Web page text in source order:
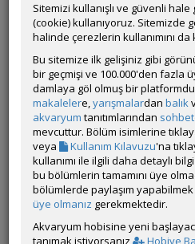
Killicory
Çevrim Dışı
Gönderim Zamanı:03 Eylül 2025
Fotoğraf:
Hastalık Belirtileri: yara kanlanma
Akvaryum Kapasitesi (litre): 30L
Akvaryumdaki Diğer Canlılar:
Bilinen Tüm Su Değerleri (pH,
Filitrasyon: iç filte
İlaç Kullandıysanız İsimleri ve
Diğer Genel Bilgiler (Su değişim
yaptığınız değişiklikler vb.):hiçbir
Sitemizi kullanışlı ve güvenli
(cookie) kullanıyoruz. Sitemizde
halinde çerezlerin kullanımını
Bu sitemize ilk gelişiniz gibi
bir geçmişi ve 100.000'den fazla
damlaya göl olmuş bir
makalelere,yarışmalardan balık
akvaryum tanıtımlarından
mevcuttur. Bölüm isimlerine
veya
Kullanım Kılavuzu'na
kullanımı ile ilgili daha detaylı
bu bölümlerin tamamını üye
bölümlerde paylaşım
üye olmanız gerekmektedir.
Akvaryum hobisine yeni
tanımak istiyorsanız
Hobiye